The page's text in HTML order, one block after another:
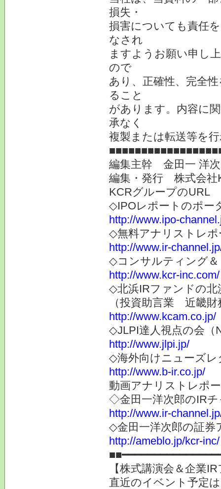
損失・
損害についても責任
なされ
ますようお願い申し
ので
あり、正確性、完全
ること
があります。内容に
承なく
複製または転送等を
編集主幹 金田一 洋
編集・発行 株式会社
KCRグループのURL
◇IPOレポートのポー
http://www.ipo-
◇無料アナリストレ
http://www.ir-
◇コンサルティング＆
http://www.kcr-inc.com/
◇北浜IRファンドの北
（投資助言業 近畿財
http://www.kcam.co.jp/
◇JLPI達人視点の会（
http://www.jlpi.jp/
◇海外向けニューズレ
http://www.b-ir.co.jp/
動画アナリストレポ
◇金田一洋次郎のIR
http://www.ir-
◇金田一洋次郎の証券
http://ameblo.jp/kcr-inc/
【株式講演会＆企業
直近のイベント予定